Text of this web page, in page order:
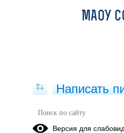
Внеучебная
МАОУ
Написать
Версия для